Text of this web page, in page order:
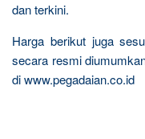
dan terkini.
Harga berikut juga
secara resmi
di www.pegadaian.co.id